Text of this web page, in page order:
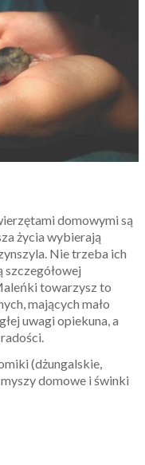
domowymi są
życia wybierają
Nie trzeba ich
szczegółowej
towarzysz to
mających mało
uwagi opiekuna, a
(dżungalskie,
domowe i świnki